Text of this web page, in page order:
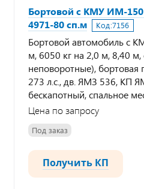
Бортовой с КМУ ИМ-150
4971-80 сп.м
Код:7156
Бортовой автомобиль с
м, 6050 кг на 2,0 м, 8,40
неповоротные), бортовая
273 л.с., дв. ЯМЗ 536, КП
бескапотный, спальное
Цена по запросу
Под заказ
Получить КП